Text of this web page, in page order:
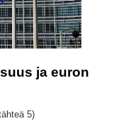
ja euron
5)